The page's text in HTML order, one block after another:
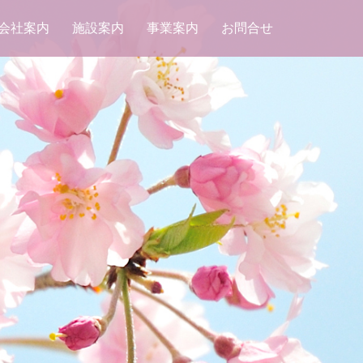
社案内 施設案内 事業案内 お問合せ